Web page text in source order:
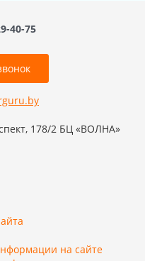
40-75
178/2 БЦ «ВОЛНА»
на сайте